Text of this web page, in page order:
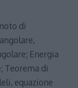
di
Energia
Teorema di
equazione